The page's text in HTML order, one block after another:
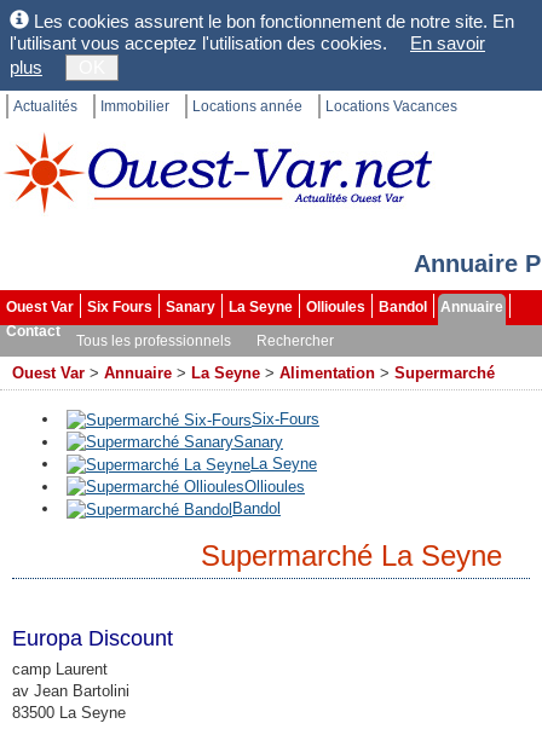
Les cookies assurent le bon fonctionnement de notre site. En
l'utilisant vous acceptez l'utilisation des cookies.
En savoir
plus
Actualités Immobilier Locations année Locations Vacances
Annuaire
Ouest Var Six Fours Sanary La Seyne Ollioules Bandol
Annuaire
Contact
Tous les professionnels Rechercher
Ouest Var > Annuaire > La Seyne > Alimentation > Supermarché
Six-Fours
Sanary
La Seyne
Ollioules
Bandol
Supermarché La Seyne
Europa Discount
camp Laurent
av Jean Bartolini
83500 La Seyne